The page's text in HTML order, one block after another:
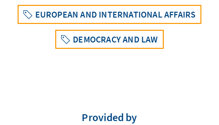
EUROPEAN AND INTERNATIONAL AFFAIRS
DEMOCRACY AND LAW
Provided by